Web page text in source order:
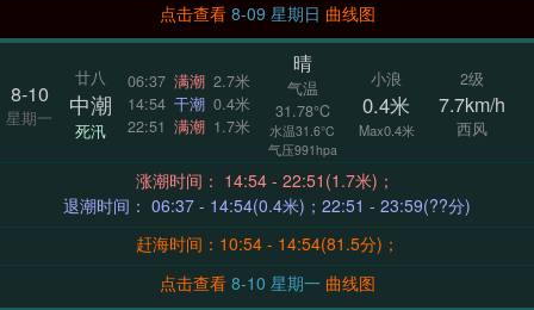
点击查看
8-09 星期日 曲线图
8-10
星期一
廿八
中潮
死汛
06:37 满潮 2.7米
14:54 干潮 0.4米
22:51 满潮 1.7米
晴
气温
31.78°C
水温31.6°C
气压991hpa
小浪
0.4米
Max0.4米
2级
7.7km/h
西风
涨潮时间： 14:54 - 22:51(1.7米)；
退潮时间： 06:37 - 14:54(0.4米)；22:51 - 23:59(??分)
赶海时间：10:54 - 14:54(81.5分)；
点击查看
8-10 星期一 曲线图